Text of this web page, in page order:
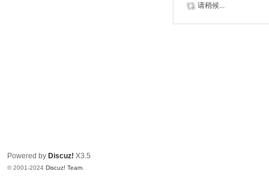
请稍候...
Powered by Discuz! X3.5
© 2001-2024 Discuz! Team